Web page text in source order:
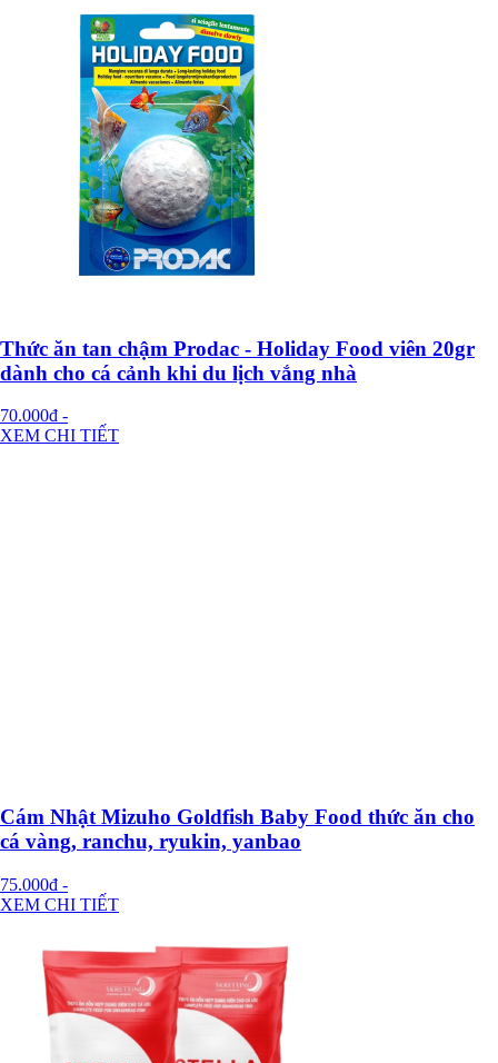
Thức ăn tan chậm Prodac - Holiday Food viên 20gr
dành cho cá cảnh khi du lịch vắng nhà
70.000đ -
XEM CHI TIẾT
Cám Nhật Mizuho Goldfish Baby Food thức ăn cho
cá vàng, ranchu, ryukin, yanbao
75.000đ -
XEM CHI TIẾT